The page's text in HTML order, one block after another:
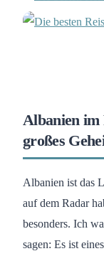
Albanien
großes
Albanien ist das
auf dem Radar
besonders. Ich
sagen: Es ist